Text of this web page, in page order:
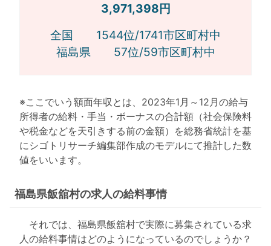
3,971,398円
全国 1544位/1741市区町村中
福島県 57位/59市区町村中
※ここでいう額面年収とは、2023年1月～12月の給与
所得者の給料・手当・ボーナスの合計額（社会保険料
や税金などを天引きする前の金額）を総務省統計を基
にシゴトリサーチ編集部作成のモデルにて推計した数
値をいいます。
福島県飯舘村の求人の給料事情
それでは、福島県飯舘村で実際に募集されている求
人の給料事情はどのようになっているのでしょうか？